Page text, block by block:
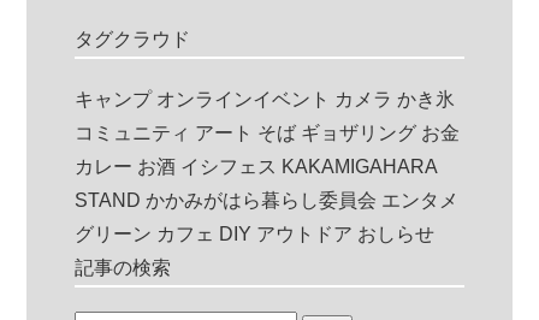
タグクラウド
キャンプ オンラインイベント カメラ かき氷
コミュニティ アート そば ギョザリング お金
カレー お酒 イシフェス KAKAMIGAHARA
STAND かかみがはら暮らし委員会 エンタメ
グリーン カフェ DIY アウトドア おしらせ
記事の検索